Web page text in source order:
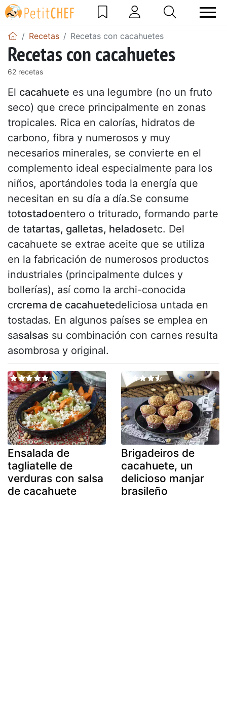
Recetas Recetas con cacahuetes
Recetas con cacahuetes
62 recetas
El cacahuete es una legumbre (no un fruto
seco) que crece principalmente en zonas
tropicales. Rica en calorías, hidratos de
carbono, fibra y numerosos y muy
necesarios minerales, se convierte en el
complemento ideal especialmente para los
niños, aportándoles toda la energía que
necesitan en su día a día.Se consume
totostadoentero o triturado, formando parte
de tatartas, galletas, heladosetc. Del
cacahuete se extrae aceite que se utiliza
en la fabricación de numerosos productos
industriales (principalmente dulces y
bollerías), así como la archi-conocida
crcrema de cacahuetedeliciosa untada en
tostadas. En algunos países se emplea en
sasalsas su combinación con carnes resulta
asombrosa y original.
Ensalada de
tagliatelle de
verduras con salsa
de cacahuete
Brigadeiros de
cacahuete, un
delicioso manjar
brasileño